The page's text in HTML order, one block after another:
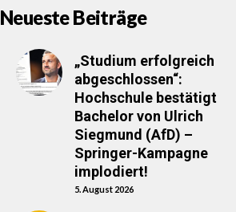
Neueste Beiträge
„Studium erfolgreich
abgeschlossen“:
Hochschule bestätigt
Bachelor von Ulrich
Siegmund (AfD) –
Springer-Kampagne
implodiert!
5. August 2026